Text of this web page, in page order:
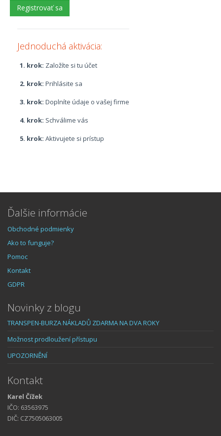
Jednoduchá aktivácia:
1. krok: Založíte si tu účet
2. krok: Prihlásite sa
3. krok: Doplníte údaje o vašej firme
4. krok: Schválime vás
5. krok: Aktivujete si prístup
Ďalšie informácie
Obchodné podmienky
Ako to funguje?
Pomoc
Kontakt
GDPR
Novinky z blogu
TRANSPEN-BURZA NÁKLADŮ ZDARMA NA DVA ROKY
Možnost prodloužení přístupu
UPOZORNĚNÍ
Kontakt
Karel Čížek
IČO: 63563975
DIČ: CZ7505063005